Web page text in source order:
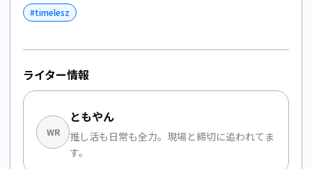
#timelesz
ライター情報
WR
ともやん
推し活も日常も全力。現場と締切に追われてま
す。